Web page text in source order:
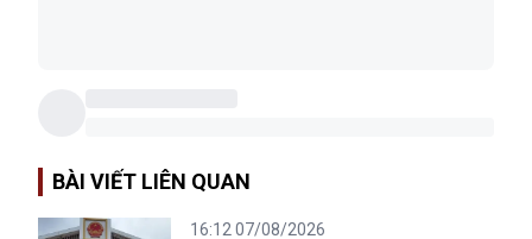
BÀI VIẾT LIÊN QUAN
16:12 07/08/2026